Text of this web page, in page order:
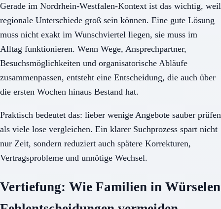
Gerade im Nordrhein-Westfalen-Kontext ist das wichtig, weil
regionale Unterschiede groß sein können. Eine gute Lösung
muss nicht exakt im Wunschviertel liegen, sie muss im
Alltag funktionieren. Wenn Wege, Ansprechpartner,
Besuchsmöglichkeiten und organisatorische Abläufe
zusammenpassen, entsteht eine Entscheidung, die auch über
die ersten Wochen hinaus Bestand hat.
Praktisch bedeutet das: lieber wenige Angebote sauber prüfen
als viele lose vergleichen. Ein klarer Suchprozess spart nicht
nur Zeit, sondern reduziert auch spätere Korrekturen,
Vertragsprobleme und unnötige Wechsel.
Vertiefung: Wie Familien in Würselen